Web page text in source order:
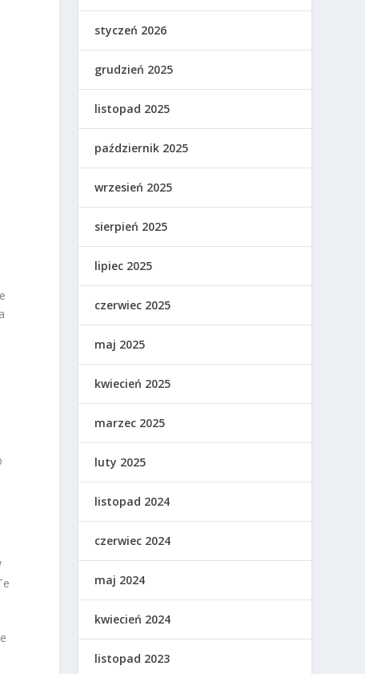
styczeń 2026
grudzień 2025
listopad 2025
październik 2025
wrzesień 2025
sierpień 2025
lipiec 2025
czerwiec 2025
maj 2025
kwiecień 2025
marzec 2025
luty 2025
listopad 2024
czerwiec 2024
maj 2024
kwiecień 2024
listopad 2023